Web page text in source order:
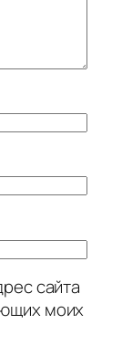
сайта
моих